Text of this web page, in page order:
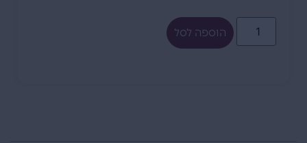
הוספה לסל